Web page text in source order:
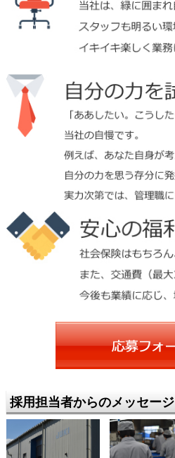
採用担当者からのメッセージ